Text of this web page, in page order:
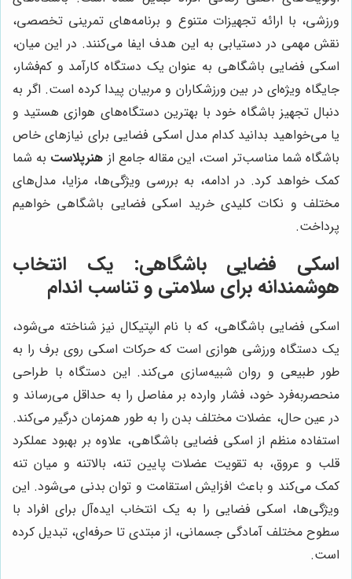
ورزشی، با ارائه تجهیزات متنوع و برنامه‌های تمرینی تخصصی،
نقش مهمی در دستیابی به این هدف ایفا می‌کنند. در این میان،
اسکی فضایی باشگاهی به عنوان یک دستگاه کارآمد و کم‌فشار،
جایگاه ویژه‌ای در بین ورزشکاران و مربیان پیدا کرده است. اگر به
دنبال تجهیز باشگاه خود با بهترین دستگاه‌های هوازی هستید و
یا می‌خواهید بدانید کدام مدل اسکی فضایی برای نیازهای خاص
باشگاه شما مناسب‌تر است، این مقاله جامع از هنرپلاست به شما
کمک خواهد کرد. در ادامه، به بررسی ویژگی‌ها، مزایا، مدل‌های
مختلف و نکات کلیدی خرید اسکی فضایی باشگاهی خواهیم
پرداخت.
اسکی فضایی باشگاهی: یک انتخاب
هوشمندانه برای سلامتی و تناسب اندام
اسکی فضایی باشگاهی، که با نام الپتیکال نیز شناخته می‌شود،
یک دستگاه ورزشی هوازی است که حرکات اسکی روی برف را به
طور طبیعی و روان شبیه‌سازی می‌کند. این دستگاه با طراحی
منحصربه‌فرد خود، فشار وارده بر مفاصل را به حداقل می‌رساند و
در عین حال، عضلات مختلف بدن را به طور همزمان درگیر می‌کند.
استفاده منظم از اسکی فضایی باشگاهی، علاوه بر بهبود عملکرد
قلب و عروق، به تقویت عضلات پایین تنه، بالاتنه و میان تنه
کمک می‌کند و باعث افزایش استقامت و توان بدنی می‌شود. این
ویژگی‌ها، اسکی فضایی را به یک انتخاب ایده‌آل برای افراد با
سطوح مختلف آمادگی جسمانی، از مبتدی تا حرفه‌ای، تبدیل کرده
است.